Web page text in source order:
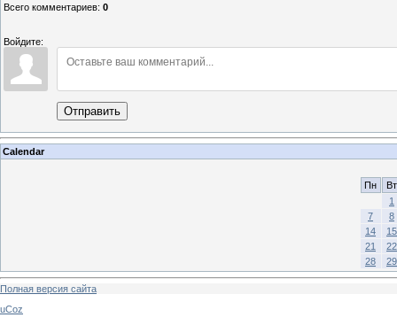
Всего комментариев: 0
Войдите:
Отправить
Calendar
Пн
Вт
1
7
8
14
15
21
22
28
29
Полная версия сайта
uCoz